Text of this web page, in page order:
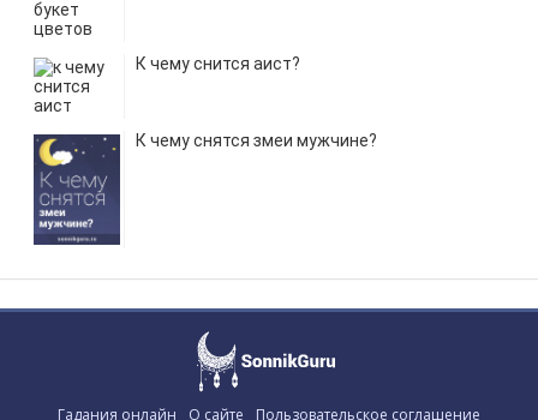
К чему снится аист?
К чему снятся змеи мужчине?
Гадания онлайн О сайте Пользовательское соглашение